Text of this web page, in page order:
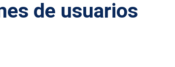
de usuarios